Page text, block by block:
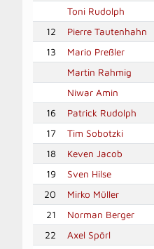
Toni Rudolph
12
Pierre Tautenhahn
13
Mario Preßler
Martin Rahmig
Niwar Amin
16
Patrick Rudolph
17
Tim Sobotzki
18
Keven Jacob
19
Sven Hilse
20
Mirko Müller
21
Norman Berger
22
Axel Spörl